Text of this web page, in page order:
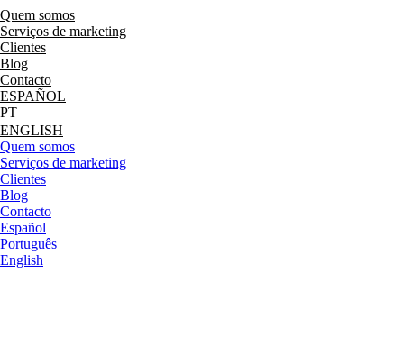
Quem somos
Serviços de marketing
Clientes
Blog
Contacto
ESPAÑOL
ENGLISH
Quem somos
Serviços de marketing
Clientes
Blog
Contacto
Español
Português
English